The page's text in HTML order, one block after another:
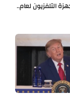
التلفزيون لعام..